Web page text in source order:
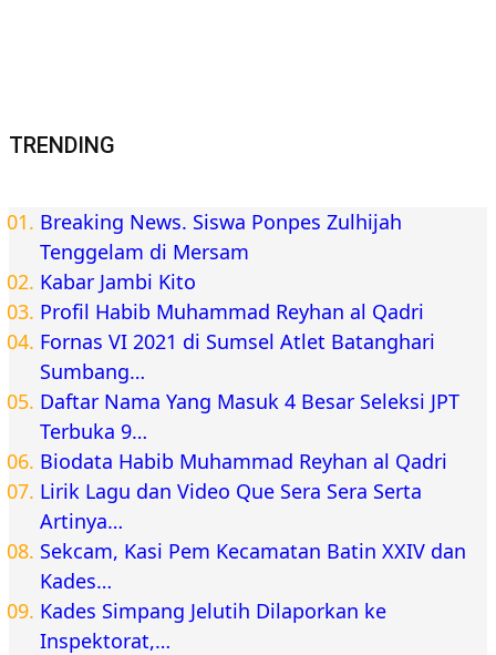
TRENDING
Breaking News. Siswa Ponpes Zulhijah
Tenggelam di Mersam
Kabar Jambi Kito
Profil Habib Muhammad Reyhan al Qadri
Fornas VI 2021 di Sumsel Atlet Batanghari
Sumbang…
Daftar Nama Yang Masuk 4 Besar Seleksi JPT
Terbuka 9…
Biodata Habib Muhammad Reyhan al Qadri
Lirik Lagu dan Video Que Sera Sera Serta
Artinya…
Sekcam, Kasi Pem Kecamatan Batin XXIV dan
Kades…
Kades Simpang Jelutih Dilaporkan ke
Inspektorat,…